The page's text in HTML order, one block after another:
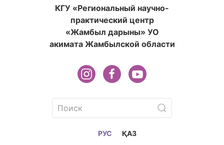
КГУ «Региональный научно-
практический центр
«Жамбыл дарыны» УО
акимата Жамбылской области
РУС ҚАЗ